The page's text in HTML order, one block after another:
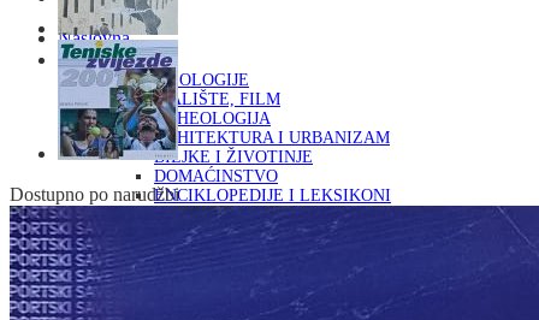
Naslovna
KNJIGE
OD ARHEOLOGIJE
DO KAZALIŠTE, FILM
ARHEOLOGIJA
ARHITEKTURA I URBANIZAM
BILJKE I ŽIVOTINJE
DOMAĆINSTVO
ENCIKLOPEDIJE I LEKSIKONI
ETNOLOGIJA
FILOZOFIJA, SOCIOLOGIJA, ANTROPOLOGIJA
FOTOGRAFIJA
GLAZBENA UMJETNOST
KAZALIŠTE, FILM
Dostupno po narudžbi